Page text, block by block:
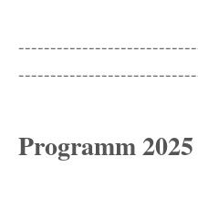
Programm 2025